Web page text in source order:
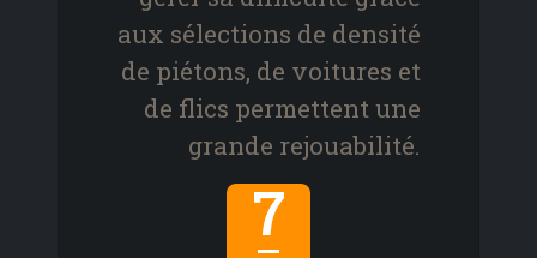
aux sélections de densité
de piétons, de voitures et
de flics permettent une
grande rejouabilité.
7